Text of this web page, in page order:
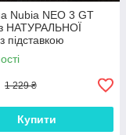
Nubia NEO 3 GT
НАТУРАЛЬНОЇ
підставкою
протиударний
"LUXOR"
1 229 ₴
Купити